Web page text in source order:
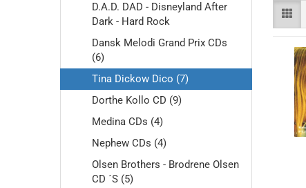
D.A.D. DAD - Disneyland After
Dark - Hard Rock
Dansk Melodi Grand Prix CDs
(6)
Tina Dickow Dico (7)
Dorthe Kollo CD (9)
Medina CDs (4)
Nephew CDs (4)
Olsen Brothers - Brodrene Olsen
CD ´S (5)